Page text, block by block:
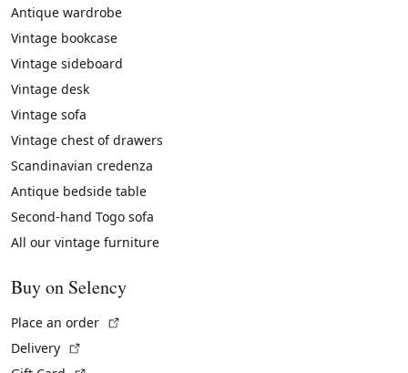
Antique wardrobe
Vintage bookcase
Vintage sideboard
Vintage desk
Vintage sofa
Vintage chest of drawers
Scandinavian credenza
Antique bedside table
Second-hand Togo sofa
All our vintage furniture
Buy on Selency
Place an order
Delivery